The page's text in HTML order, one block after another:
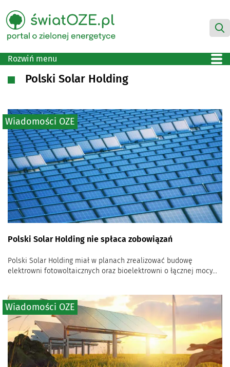
Rozwiń menu
Polski Solar Holding
Polski Solar Holding nie spłaca zobowiązań
Polski Solar Holding miał w planach zrealizować budowę
elektrowni fotowoltaicznych oraz bioelektrowni o łącznej mocy...
Wiadomości OZE
Wiadomości OZE